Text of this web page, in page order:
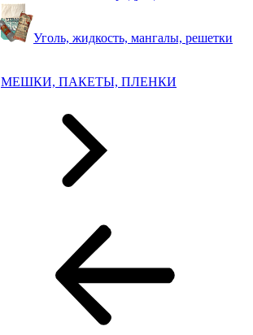
Уголь, жидкость, мангалы, решетки
МЕШКИ, ПАКЕТЫ, ПЛЕНКИ